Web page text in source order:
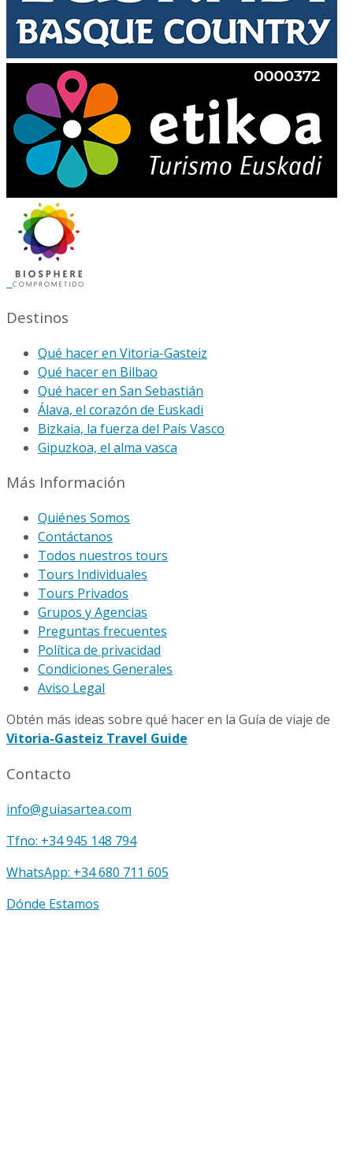
Destinos
Qué hacer en Vitoria-Gasteiz
Qué hacer en Bilbao
Qué hacer en San Sebastián
Álava, el corazón de Euskadi
Bizkaia, la fuerza del País Vasco
Gipuzkoa, el alma vasca
Más Información
Quiénes Somos
Contáctanos
Todos nuestros tours
Tours Individuales
Tours Privados
Grupos y Agencias
Preguntas frecuentes
Política de privacidad
Condiciones Generales
Aviso Legal
Obtén más ideas sobre qué hacer en la Guía de viaje de
Vitoria-Gasteiz Travel Guide
Contacto
info@guiasartea.com
Tfno: +34 945 148 794
WhatsApp: +34 680 711 605
Dónde Estamos